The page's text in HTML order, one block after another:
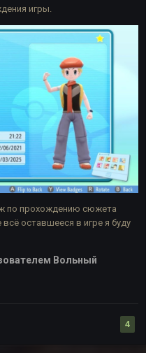
игры.
по прохождению сюжета
оставшееся в игре я буду
Вольный
4